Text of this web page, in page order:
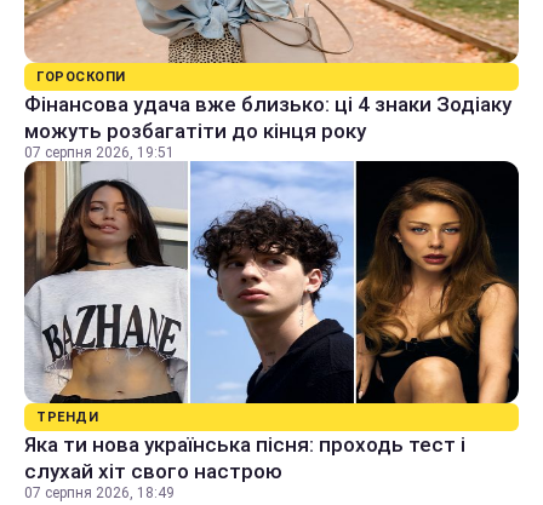
ГОРОСКОПИ
Фінансова удача вже близько: ці 4 знаки Зодіаку
можуть розбагатіти до кінця року
07 серпня 2026, 19:51
ТРЕНДИ
Яка ти нова українська пісня: проходь тест і
слухай хіт свого настрою
07 серпня 2026, 18:49